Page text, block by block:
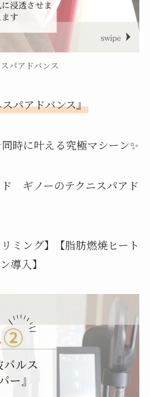
パアドバンス
パアドバンス』
時に叶える究極マシーン✨
ギノーのテクニスパアド
ミング】【脂肪燃焼ヒート
導入】